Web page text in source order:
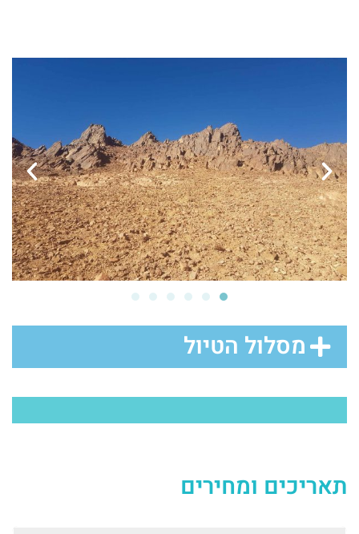
מסלול הטיול
תאריכים ומחירים